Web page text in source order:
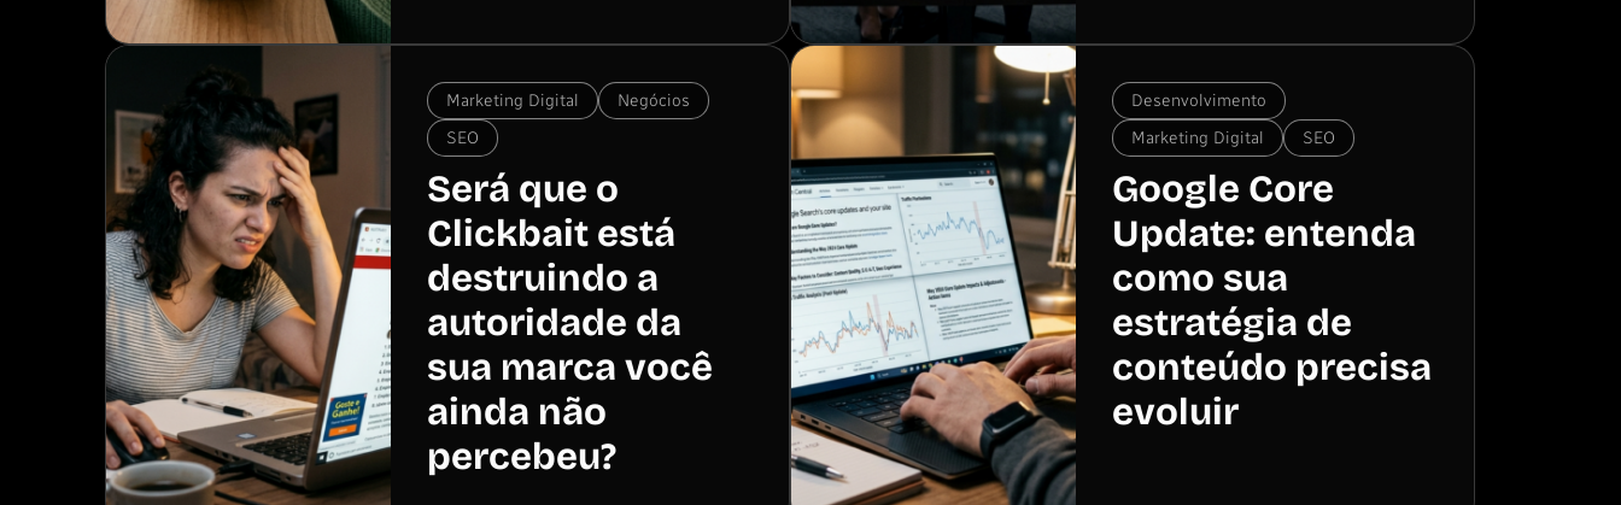
Marketing Digital
Negócios
SEO
Será que o
Clickbait está
destruindo a
autoridade da
sua marca você
ainda não
percebeu?
Desenvolvimento
Marketing Digital
SEO
Google Core
Update: entenda
como sua
estratégia de
conteúdo precisa
evoluir